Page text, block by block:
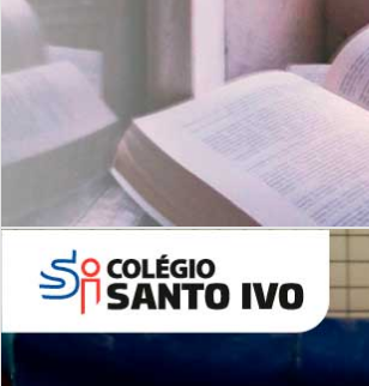
Leituras Literárias
6º AO 9º ANO
Inglês: Turmas
(Proficiência)
ALUNOS NOVOS
Entre em